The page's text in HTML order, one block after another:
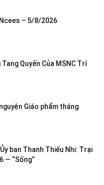
– 5/8/2026
Quyến Của MSNC Trí
Giáo phẩm tháng
ban Thanh Thiếu Nhi: Trại
— “Sống”